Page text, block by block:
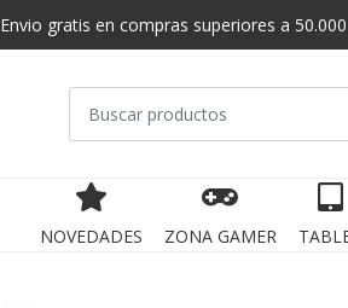
Envio gratis en compras superiores a
NOVEDADES
ZONA GAMER